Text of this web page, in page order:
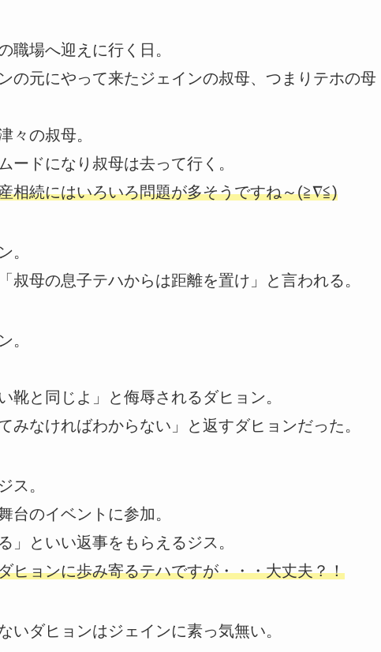
職場へ迎えに行く日。
の元にやって来たジェインの叔母、つまりテホの母
々の叔母。
ードになり叔母は去って行く。
相続にはいろいろ問題が多そうですね～(≧∇≦)
。
叔母の息子テハからは距離を置け」と言われる。
。
靴と同じよ」と侮辱されるダヒョン。
みなければわからない」と返すダヒョンだった。
ス。
台のイベントに参加。
」といい返事をもらえるジス。
ヒョンに歩み寄るテハですが・・・大丈夫？！
いダヒョンはジェインに素っ気無い。